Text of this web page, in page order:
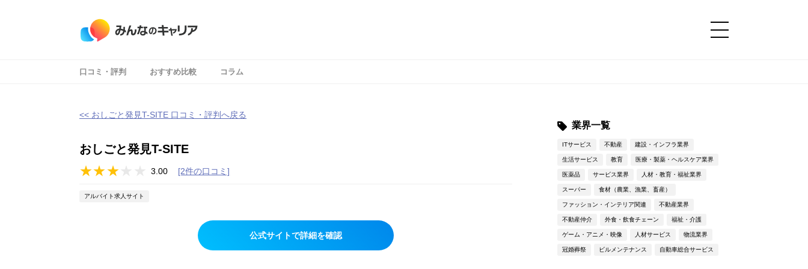
口コミ・評判 おすすめ比較 コラム
<< おしごと発見T-SITE 口コミ・評判へ戻る
おしごと発見T-SITE
3.00 [2件の口コミ]
アルバイト求人サイト
公式サイトで詳細を確認
業界一覧
ITサービス 不動産 建設・インフラ業界
生活サービス 教育 医療・製薬・ヘルスケア業界
医薬品 サービス業界 人材・教育・福祉業界
スーパー 食材（農業、漁業、畜産）
ファッション・インテリア関連 不動産業界
不動産仲介 外食・飲食チェーン 福祉・介護
ゲーム・アニメ・映像 人材サービス 物流業界
冠婚葬祭 ビルメンテナンス 自動車総合サービス